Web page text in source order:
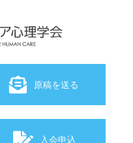
原稿を送る
入会申込